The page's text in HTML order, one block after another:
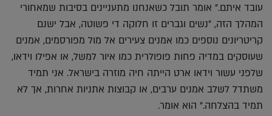
עובד איתם." אומר תובל כשאנחנו מתעניינים בסיבות שמאחורי
המהלך הזה, "נשים וגברים זו חלוקה די פשוטה, אבל ישנם
קריטריונים נוספים כמו אמנים צעירים אל מול מפורסמים, אמנים
שעוסקים במדיה פחות פופולרית כמו איור למשל, או אפילו וידאו,
שלפני עשור וידאו ארט הייתה חיה מוזרה בישראל. אני תמיד
משתדל לשלב אמנים ערבים, או קבוצות אתניות אחרות, אך לא
תמיד בהצלחה." הוא אומר.